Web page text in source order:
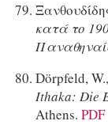
κατά το
Dörpfeld,
Ithaka: Die
Athens. PDF